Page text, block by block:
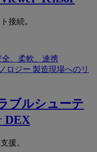
接続。
全、柔軟、連携
ロジー 製造現場へのリ
ブルシューテ
DEX
援。